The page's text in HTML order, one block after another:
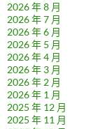
2026 年 8 月
2026 年 7 月
2026 年 6 月
2026 年 5 月
2026 年 4 月
2026 年 3 月
2026 年 2 月
2026 年 1 月
2025 年 12 月
2025 年 11 月